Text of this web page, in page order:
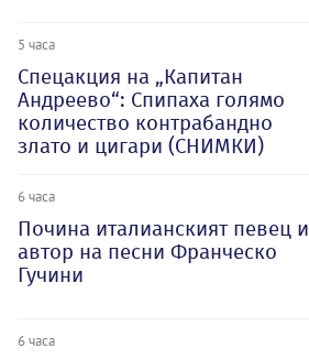
5 часа
Спецакция на „Капитан
Андреево“: Спипаха голямо
количество контрабандно
злато и цигари (СНИМКИ)
6 часа
Почина италианският певец и
автор на песни Франческо
Гучини
6 часа